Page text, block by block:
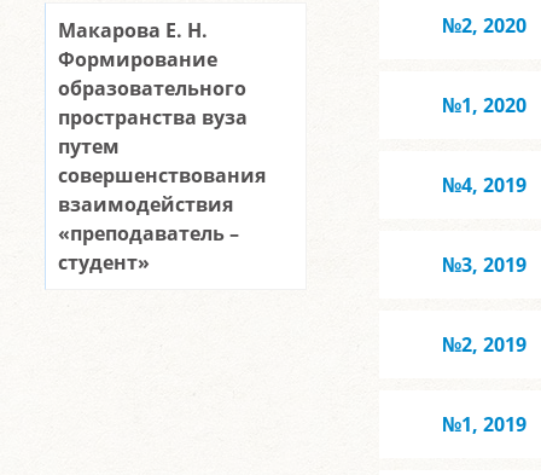
Макарова Е. Н.
Формирование
образовательного
пространства вуза
путем
совершенствования
взаимодействия
«преподаватель –
студент»
№2, 2020
№1, 2020
№4, 2019
№3, 2019
№2, 2019
№1, 2019